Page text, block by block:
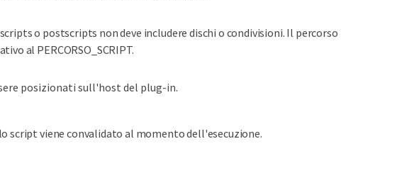
o postscripts non deve includere dischi o condivisioni. Il percorso
al PERCORSO_SCRIPT.
posizionati sull'host del plug-in.
script viene convalidato al momento dell'esecuzione.